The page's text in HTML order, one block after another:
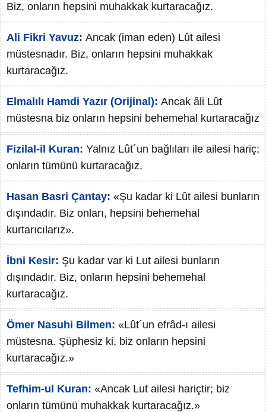
Biz, onların hepsini muhakkak kurtaracağız.
Ali Fikri Yavuz: Ancak (iman eden) Lût ailesi
müstesnadır. Biz, onların hepsini muhakkak
kurtaracağız.
Elmalılı Hamdi Yazır (Orijinal): Ancak âli Lût
müstesna biz onların hepsini behemehal kurtaracağız
Fizilal-il Kuran: Yalnız Lût´un bağlıları ile ailesi hariç;
onların tümünü kurtaracağız.
Hasan Basri Çantay: «Şu kadar ki Lût ailesi bunların
dışındadır. Biz onları, hepsini behemehal
kurtarıcılarız».
İbni Kesir: Şu kadar var ki Lut ailesi bunların
dışındadır. Biz, onların hepsini behemehal
kurtaracağız.
Ömer Nasuhi Bilmen: «Lût´un efrâd-ı ailesi
müstesna. Şüphesiz ki, biz onların hepsini
kurtaracağız.»
Tefhim-ul Kuran: «Ancak Lut ailesi hariçtir; biz
onların tümünü muhakkak kurtaracağız.»